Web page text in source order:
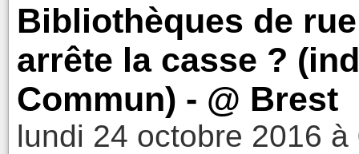
Bibliothèques de
arrête la casse ?
Commun) - @ Brest
lundi 24 octobre 2016 à